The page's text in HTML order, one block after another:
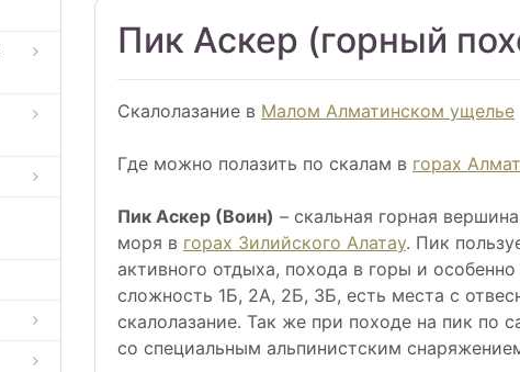
Пик Аскер (горный
Скалолазание в Малом Алматинском ущелье
Где можно полазить по скалам в горах
Пик Аскер (Воин) – скальная горная
моря в горах Зилийского Алатау. Пик
активного отдыха, похода в горы и
сложность 1Б, 2А, 2Б, 3Б, есть места с
скалолазание. Так же при походе на пик по
со специальным альпинистским